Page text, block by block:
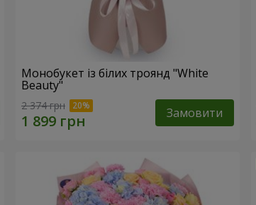
Монобукет із білих троянд "White
Beauty"
2 374 грн Замовити